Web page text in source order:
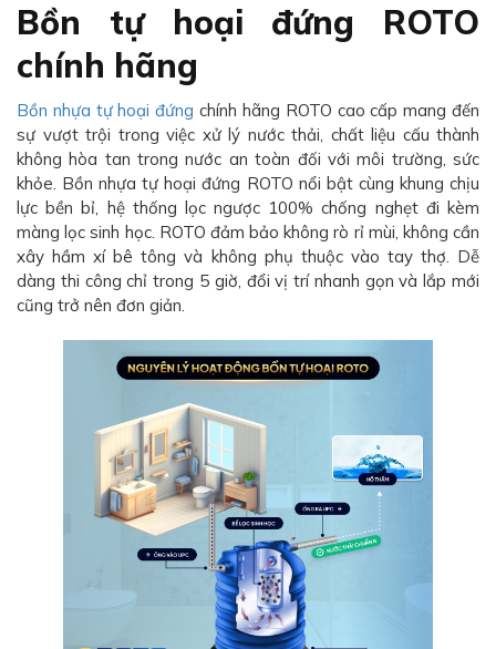
Bồn tự hoại đứng ROTO
chính hãng
Bồn nhựa tự hoại đứng chính hãng ROTO cao cấp mang đến
sự vượt trội trong việc xử lý nước thải, chất liệu cấu thành
không hòa tan trong nước an toàn đối với môi trường, sức
khỏe. Bồn nhựa tự hoại đứng ROTO nổi bật cùng khung chịu
lực bền bỉ, hệ thống lọc ngược 100% chống nghẹt đi kèm
màng lọc sinh học. ROTO đảm bảo không rò rỉ mùi, không cần
xây hầm xí bê tông và không phụ thuộc vào tay thợ. Dễ
dàng thi công chỉ trong 5 giờ, đổi vị trí nhanh gọn và lắp mới
cũng trở nên đơn giản.